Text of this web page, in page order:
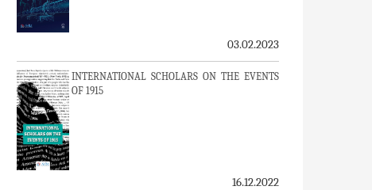
03.02.2023
INTERNATIONAL SCHOLARS ON THE EVENTS
OF 1915
16.12.2022